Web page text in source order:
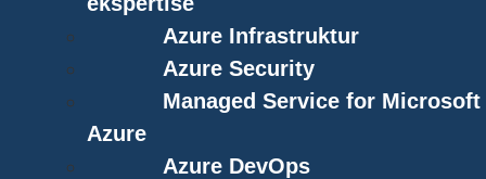
Azure Infrastruktur
Azure Security
Managed Service for Microsoft
Azure
Azure DevOps